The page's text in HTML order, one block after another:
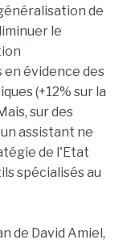
de
le
en évidence des
(+12% sur la
sur des
assistant ne
de l'Etat
spécialisés au
de David Amiel,